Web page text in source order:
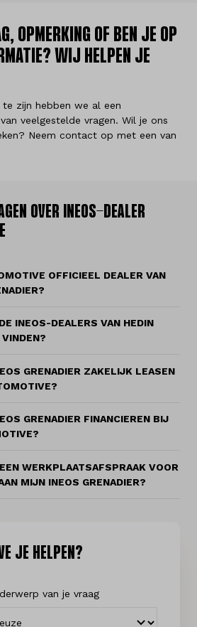
OPMERKING OF BEN JE OP
WIJ HELPEN JE
zijn hebben we al een
veelgestelde vragen. Wil je ons
Neem contact op met een van
OVER INEOS-DEALER
OFFICIEEL DEALER VAN
INEOS-DEALERS VAN HEDIN
GRENADIER ZAKELIJK LEASEN
GRENADIER FINANCIEREN BIJ
WERKPLAATSAFSPRAAK VOOR
MIJN INEOS GRENADIER?
JE HELPEN?
van je vraag